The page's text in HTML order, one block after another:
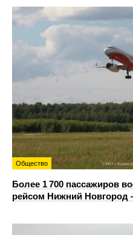
Общество
Более 1 700 пассажиров
рейсом Нижний Новгород